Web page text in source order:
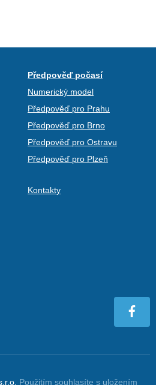
Předpověď počasí
Numerický model
Předpověď pro Prahu
Předpověď pro Brno
Předpověď pro Ostravu
Předpověď pro Plzeň
Kontakty
Použitím souhlasíte s uložením